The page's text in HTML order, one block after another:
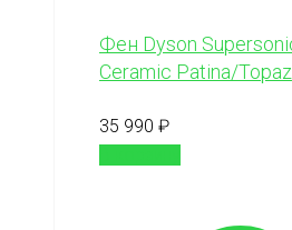
Фен Dyson
Ceramic Patina/Topaz
35 990 ₽